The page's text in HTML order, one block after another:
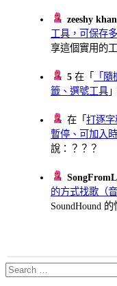
zeeshy khan
工具，可保存
享這個實用的
5 在「
「
籤、選號工具
在「打逐字
暫停、可加入
說：？？？
的方式找歌（
SoundHound 的
Search
for: